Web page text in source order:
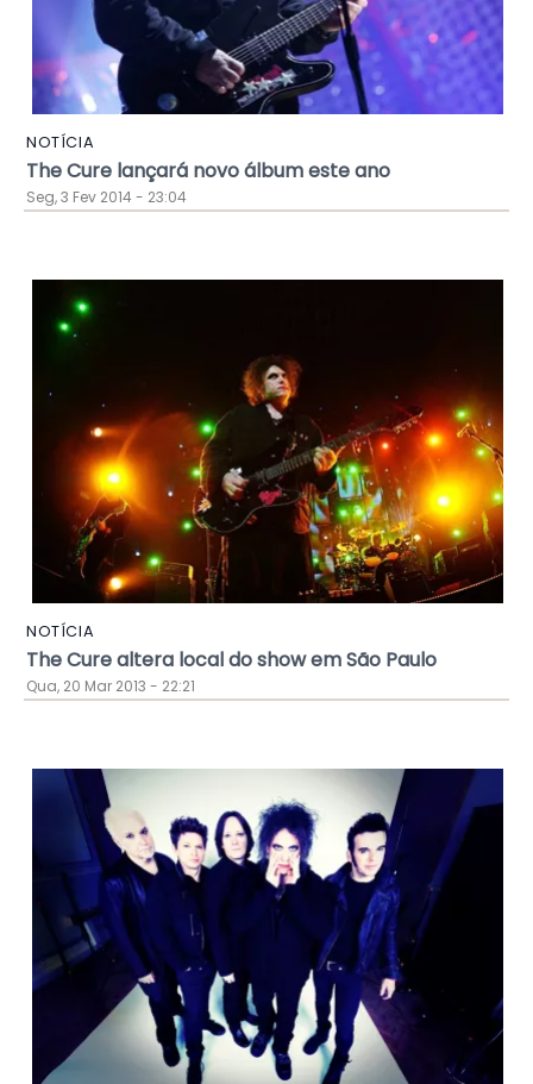
NOTÍCIA
The Cure lançará novo álbum este ano
Seg, 3 Fev 2014 - 23:04
NOTÍCIA
The Cure altera local do show em São Paulo
Qua, 20 Mar 2013 - 22:21